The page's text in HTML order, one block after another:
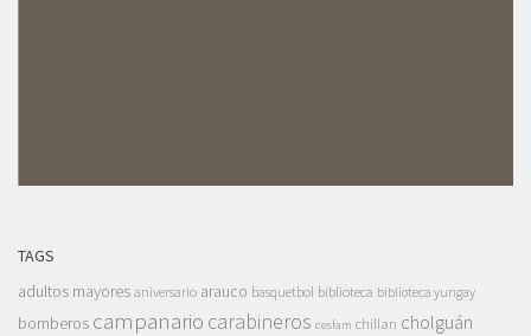
TAGS
adultos mayores aniversario arauco basquetbol biblioteca biblioteca yungay
bomberos campanario carabineros cesfam chillan cholguán